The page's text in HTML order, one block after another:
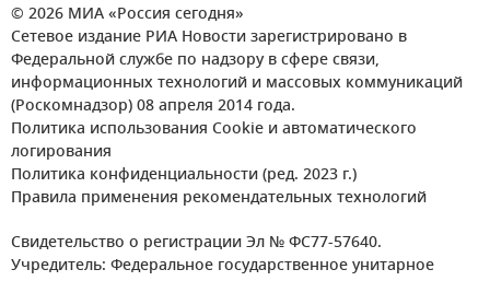
© 2026 МИА «Россия сегодня»
Сетевое издание РИА Новости зарегистрировано в
Федеральной службе по надзору в сфере связи,
информационных технологий и массовых коммуникаций
(Роскомнадзор) 08 апреля 2014 года.
Политика использования Cookie и автоматического
логирования
Политика конфиденциальности (ред. 2023 г.)
Правила применения рекомендательных технологий
Свидетельство о регистрации Эл № ФС77-57640.
Учредитель: Федеральное государственное унитарное